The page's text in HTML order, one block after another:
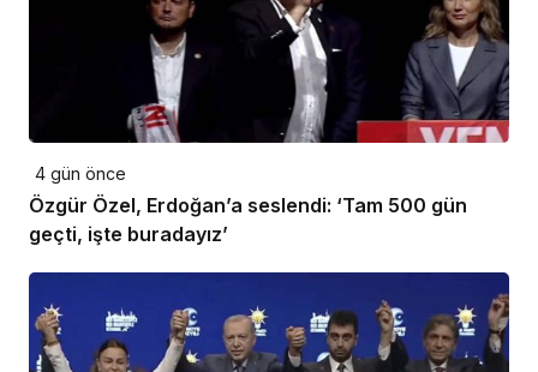
4 gün önce
Özgür Özel, Erdoğan’a seslendi: ‘Tam 500 gün
geçti, işte buradayız’